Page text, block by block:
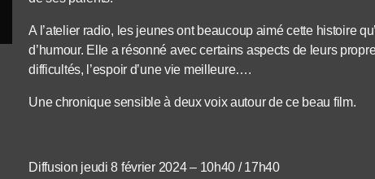
A l’atelier radio, les jeunes ont beaucoup aimé cette histoire
d’humour. Elle a résonné avec certains aspects de leurs
difficultés, l’espoir d’une vie meilleure….
Une chronique sensible à deux voix autour de ce beau film.
Diffusion jeudi 8 février 2024 – 10h40 / 17h40